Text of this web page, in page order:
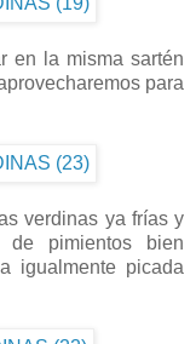
en la misma sartén
para
verdinas ya frías y
de pimientos bien
igualmente picada